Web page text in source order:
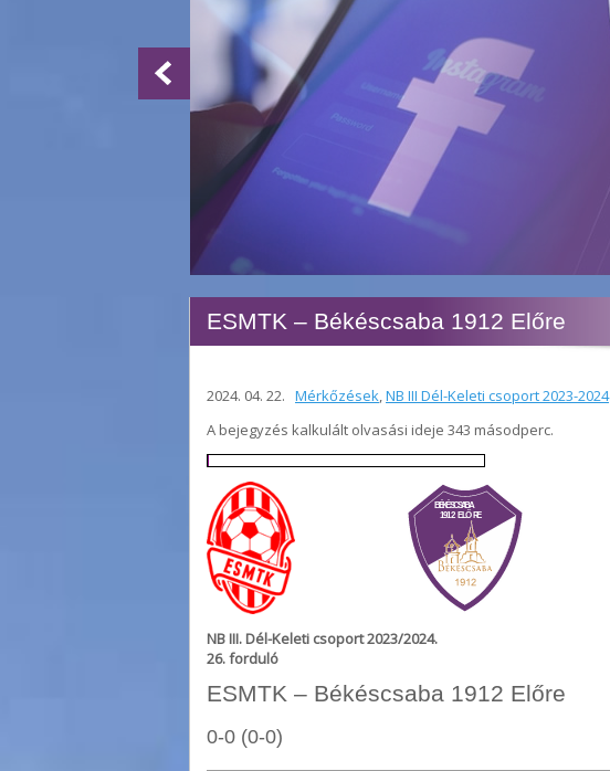
ESMTK – Békéscsaba 1912 Előre
2024. 04. 22. Mérkőzések,NB III Dél-Keleti csoport 2023-2024
A bejegyzés kalkulált olvasási ideje 343 másodperc.
NB III. Dél-Keleti csoport 2023/2024.
26. forduló
ESMTK – Békéscsaba 1912 Előre
0-0 (0-0)